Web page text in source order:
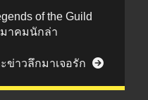
of the Guild
าคมนักล่า
ะข่าวลึกมาเจอรัก